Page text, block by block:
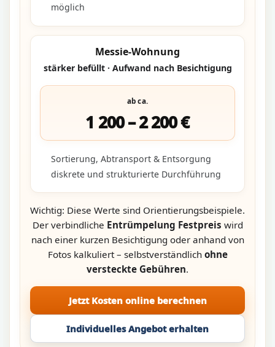
möglich
Messie-Wohnung
stärker befüllt · Aufwand nach Besichtigung
ab ca.
1 200 – 2 200 €
Sortierung, Abtransport & Entsorgung
diskrete und strukturierte Durchführung
Wichtig: Diese Werte sind Orientierungsbeispiele.
Der verbindliche Entrümpelung Festpreis wird
nach einer kurzen Besichtigung oder anhand von
Fotos kalkuliert – selbstverständlich ohne
versteckte Gebühren.
Jetzt Kosten online berechnen
Individuelles Angebot erhalten